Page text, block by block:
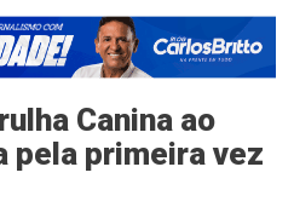
Canina ao
pela primeira vez